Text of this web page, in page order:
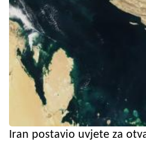
Iran postavio uvjete za